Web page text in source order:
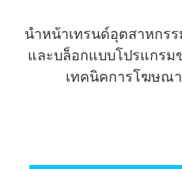
นำหน้าเทรนด์อุตสาหกร
และบล็อกแบบโปรแกรม
เทคนิคการโฆษณ